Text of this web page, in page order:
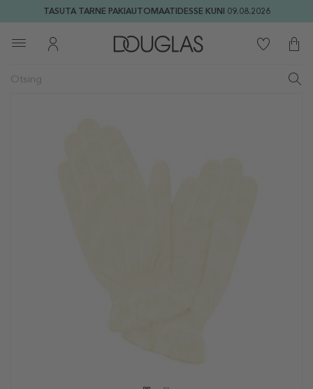
TASUTA TARNE PAKIAUTOMAATIDESSE KUNI 09.08.2026